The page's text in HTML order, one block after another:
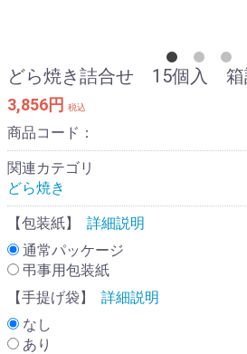
どら焼き詰合せ 15個入 箱
3,856円 税込
商品コード：
関連カテゴリ
どら焼き
【包装紙】
詳細説明
通常パッケージ
弔事用包装紙
【手提げ袋】
詳細説明
なし
あり